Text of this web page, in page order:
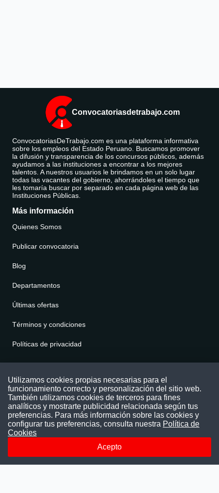
Convocatoriasdetrabajo.com
ConvocatoriasDeTrabajo.com es una plataforma informativa
sobre los empleos del Estado Peruano. Buscamos promover
la difusión y transparencia de los concursos públicos, además
ayudamos a las instituciones a encontrar a los mejores
talentos. A nuestros usuarios le brindamos en un solo lugar
todas las vacantes del gobierno, ahorrándoles el tiempo que
les tomaría buscar por separado en cada página web de las
Instituciones Públicas.
Más información
Quienes Somos
Publicar convocatoria
Blog
Departamentos
Últimas ofertas
Términos y condiciones
Políticas de privacidad
Puede comunicarse con nosotros a través
nuestras redes sociales o del correo:
contacto@convocatoriasdetrabajo.com
Siguenos en:
Utilizamos cookies propias necesarias para el
funcionamiento correcto y personalización del sitio web.
También utilizamos cookies de terceros para fines
analíticos y mostrarte publicidad relacionada según tus
preferencias. Para más información sobre las cookies y
configurar tus preferencias, consulta nuestra Política de
Cookies
Acepto